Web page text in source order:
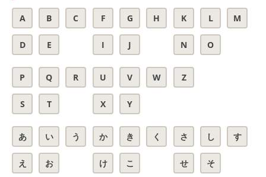
A B C
D E
F G H
I J
K L M
N O
P Q R
S T
U V W
X Y
Z
あ い う
え お
か き く
け こ
さ し す
せ そ